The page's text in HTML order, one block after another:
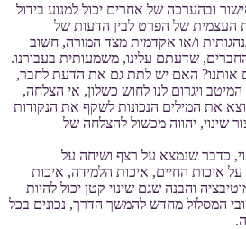
ובהערכה של אחרים יכול למנוע בידול
העצמית של הפרט לבין הדעות של
ו/או אקדמית מצד המורה, חשוב
שדעתם עלינו, משמעותית בעבורנו.
אותנו? האם יש לתת גם את הדעת לחבר,
ויגרום לנו לחוש כשלון, אי הצלחה,
את המילים הנכונות לשקף את הנקודות
שינוי, יהווה מכשול להצלחה של
כדבר שנמצא על רצף ושיחה על
איכות החיים, איכות הלמידה, איכות
והבנה שגם שינוי קטן יכול להיות
המסלול מחדש להמשך הדרך, נכונים בכל